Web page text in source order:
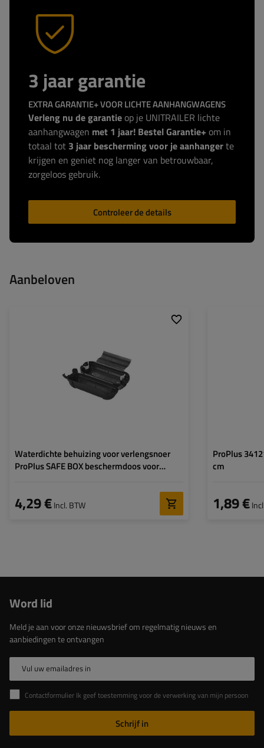
3 jaar garantie
EXTRA GARANTIE+ VOOR LICHTE AANHANGWAGENS
Verleng nu de garantie op je UNITRAILER lichte
aanhangwagen met 1 jaar! Bestel Garantie+ om in
totaal tot 3 jaar bescherming voor je aanhangerte
krijgen en geniet nog langer van betrouwbaar,
zorgeloos gebruik.
Controleer de details
Aanbeloven
Waterdichte behuizing voor verlengsnoer
ProPlus SAFE BOX beschermdoos voor
4,29 €Incl. BTW
ProPlus
cm
1,89 €
Word lid
Meld je aan voor onze nieuwsbrief om regelmatig nieuws en
aanbiedingen te ontvangen
Vul uw emailadres in
Contactformulier Ik geef toestemming voor de verwerking van mijn persoonlijke gegevens in het contactformulier in overeenstemming met de Verordening van het Europees Parlement en de Raad (EU)
Schrijf in